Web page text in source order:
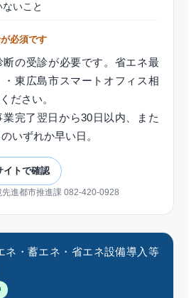
いこと
必須です
断の受診が必要です。省エネ最
東広島市スマートオフィス相
ださい。
完了翌日から30日以内、また
いずれか早い日。
イトで確認
進都市推進課 082-420-0928
・蓄エネ・省エネ設備導入等